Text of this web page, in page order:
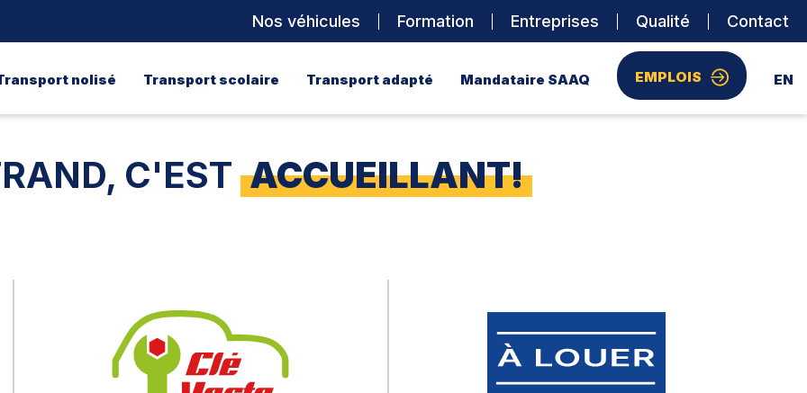
Nos véhicules Formation Entreprises Qualité Contact
nolisé Transport scolaire Transport adapté Mandataire SAAQ EMPLOIS EN
C'EST ACCUEILLANT!